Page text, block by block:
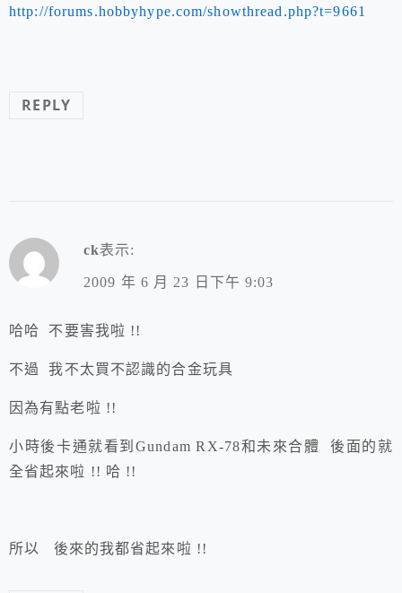
http://forums.hobbyhype.com/showthread.php?t=9661
REPLY
ck表示:
2009 年 6 月 23 日下午 9:03
哈哈 不要害我啦 !!
不過 我不太買不認識的合金玩具
因為有點老啦 !!
小時後卡通就看到Gundam RX-78和未來合體 後面的就
全省起來啦 !! 哈 !!
所以 後來的我都省起來啦 !!